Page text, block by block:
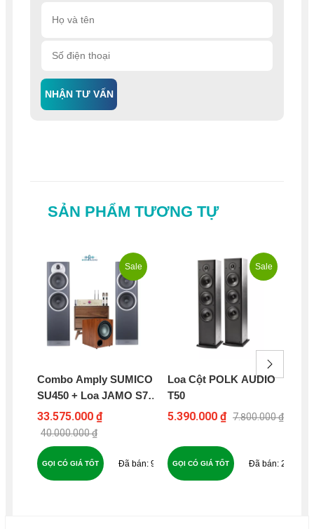
NHẬN TƯ VẤN
SẢN PHẨM TƯƠNG TỰ
Sale
Combo Amply SUMICO
SU450 + Loa JAMO S7-
27F + SUBWOOFER
JAMO C910 - B289
33.575.000 ₫
40.000.000 ₫
91
GỌI CÓ GIÁ TỐT
Sale
Loa Cột POLK AUDIO
T50
5.390.000 ₫ 7.800.000 ₫
24
GỌI CÓ GIÁ TỐT